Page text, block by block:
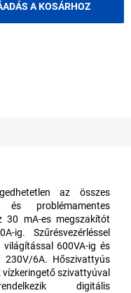
A KOSÁRHOZ
az összes
és problémamentes
30 mA-es megszakítót
ig. Szűrésvezérléssel
600VA-ig és
230V/6A. Hőszivattyús
szivattyúval
digitális